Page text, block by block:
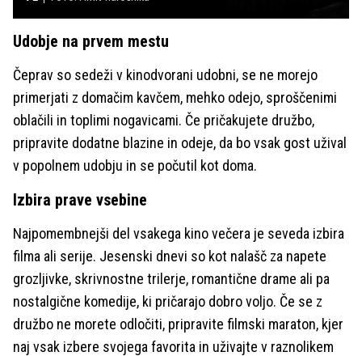
Udobje na prvem mestu
Čeprav so sedeži v kinodvorani udobni, se ne morejo
primerjati z domačim kavčem, mehko odejo, sproščenimi
oblačili in toplimi nogavicami. Če pričakujete družbo,
pripravite dodatne blazine in odeje, da bo vsak gost užival
v popolnem udobju in se počutil kot doma.
Izbira prave vsebine
Najpomembnejši del vsakega kino večera je seveda izbira
filma ali serije. Jesenski dnevi so kot nalašč za napete
grozljivke, skrivnostne trilerje, romantične drame ali pa
nostalgične komedije, ki pričarajo dobro voljo. Če se z
družbo ne morete odločiti, pripravite filmski maraton, kjer
naj vsak izbere svojega favorita in uživajte v raznolikem